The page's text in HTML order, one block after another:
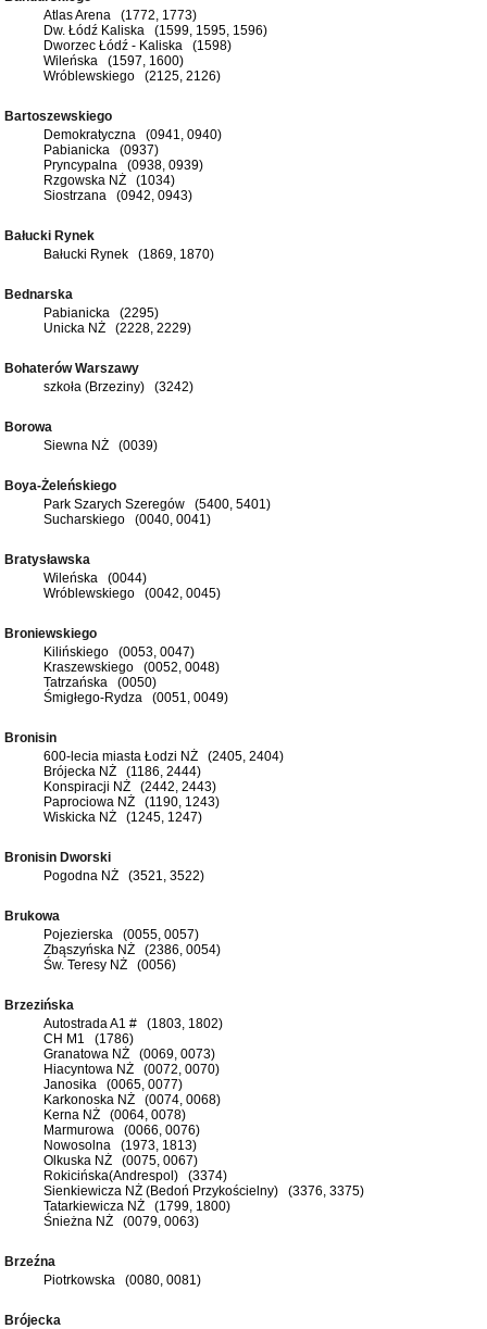
Atlas Arena (1772, 1773)
Dw. Łódź Kaliska (1599, 1595, 1596)
Dworzec Łódź - Kaliska (1598)
Wileńska (1597, 1600)
Wróblewskiego (2125, 2126)
Bartoszewskiego
Demokratyczna (0941, 0940)
Pabianicka (0937)
Pryncypalna (0938, 0939)
Rzgowska NŻ (1034)
Siostrzana (0942, 0943)
Bałucki Rynek
Bałucki Rynek (1869, 1870)
Bednarska
Pabianicka (2295)
Unicka NŻ (2228, 2229)
Bohaterów Warszawy
szkoła (Brzeziny) (3242)
Borowa
Siewna NŻ (0039)
Boya-Żeleńskiego
Park Szarych Szeregów (5400, 5401)
Sucharskiego (0040, 0041)
Bratysławska
Wileńska (0044)
Wróblewskiego (0042, 0045)
Broniewskiego
Kilińskiego (0053, 0047)
Kraszewskiego (0052, 0048)
Tatrzańska (0050)
Śmigłego-Rydza (0051, 0049)
Bronisin
600-lecia miasta Łodzi NŻ (2405, 2404)
Brójecka NŻ (1186, 2444)
Konspiracji NŻ (2442, 2443)
Paprociowa NŻ (1190, 1243)
Wiskicka NŻ (1245, 1247)
Bronisin Dworski
Pogodna NŻ (3521, 3522)
Brukowa
Pojezierska (0055, 0057)
Zbąszyńska NŻ (2386, 0054)
Św. Teresy NŻ (0056)
Brzezińska
Autostrada A1 # (1803, 1802)
CH M1 (1786)
Granatowa NŻ (0069, 0073)
Hiacyntowa NŻ (0072, 0070)
Janosika (0065, 0077)
Karkonoska NŻ (0074, 0068)
Kerna NŻ (0064, 0078)
Marmurowa (0066, 0076)
Nowosolna (1973, 1813)
Olkuska NŻ (0075, 0067)
Rokicińska(Andrespol) (3374)
Sienkiewicza NŻ (Bedoń Przykościelny) (3376, 3375)
Tatarkiewicza NŻ (1799, 1800)
Śnieżna NŻ (0079, 0063)
Brzeźna
Piotrkowska (0080, 0081)
Brójecka